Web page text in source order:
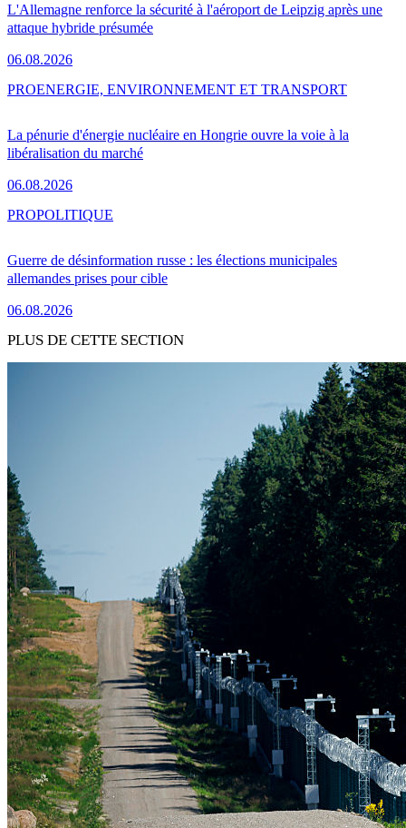
L'Allemagne renforce la sécurité à l'aéroport de Leipzig après une
attaque hybride présumée
06.08.2026
La pénurie d'énergie nucléaire en Hongrie ouvre la voie à la
libéralisation du marché
06.08.2026
PROENERGIE, ENVIRONNEMENT ET TRANSPORT
Guerre de désinformation russe : les élections municipales
allemandes prises pour cible
06.08.2026
PROPOLITIQUE
PLUS DE CETTE SECTION